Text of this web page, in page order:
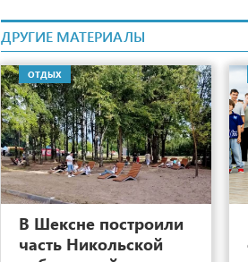
ДРУГИЕ МАТЕРИАЛЫ
ОТДЫХ
7
В Шексне построили
часть Никольской